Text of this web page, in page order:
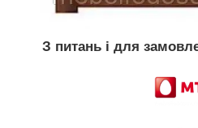
З питань і для